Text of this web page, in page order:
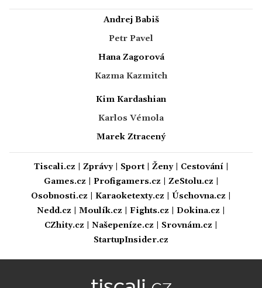
Andrej Babiš
Petr Pavel
Hana Zagorová
Kazma Kazmitch
Kim Kardashian
Karlos Vémola
Marek Ztracený
Tiscali.cz Zprávy| Sport| Ženy| Cestování|
Games.cz
Profigamers.cz ZeStolu.cz
Osobnosti.cz
Karaoketexty.cz Úschovna.cz
Nedd.cz
Moulík.cz Fights.cz Dokina.cz
CZhity.cz
Našepeníze.cz Srovnám.cz
StartupInsider.cz